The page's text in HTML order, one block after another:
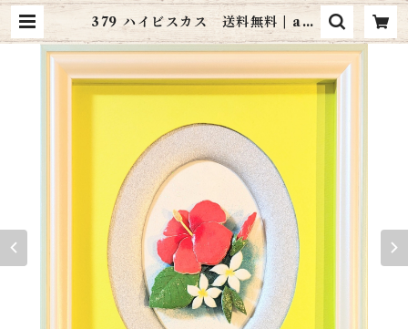
379 ハイビスカス 送料無料 | art
cottage シャドーボックス通販